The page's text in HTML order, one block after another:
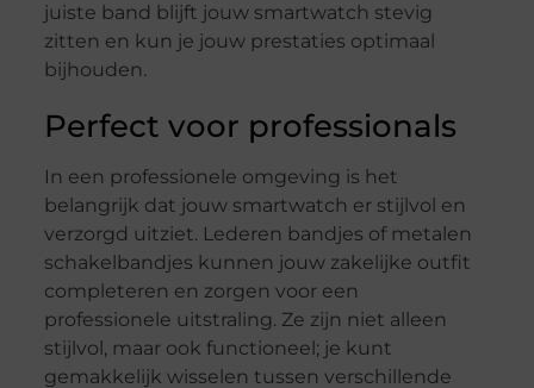
juiste band blijft jouw smartwatch stevig
zitten en kun je jouw prestaties optimaal
bijhouden.
Perfect voor professionals
In een professionele omgeving is het
belangrijk dat jouw smartwatch er stijlvol en
verzorgd uitziet. Lederen bandjes of metalen
schakelbandjes kunnen jouw zakelijke outfit
completeren en zorgen voor een
professionele uitstraling. Ze zijn niet alleen
stijlvol, maar ook functioneel; je kunt
gemakkelijk wisselen tussen verschillende